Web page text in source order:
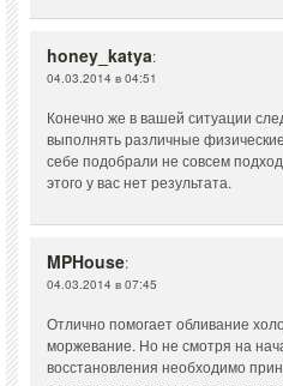
honey_katya:
04.03.2014 в 04:51
Конечно же в вашей ситуации
выполнять различные
себе подобрали не совсем
этого у вас нет результата.
MPHouse:
04.03.2014 в 07:45
Отлично помогает обливание
моржевание. Но не смотря на
восстановления необходимо